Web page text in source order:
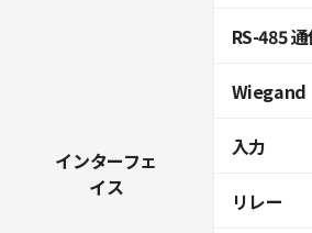
インターフェ
イス
RS-485
Wiegand
入力
リレー